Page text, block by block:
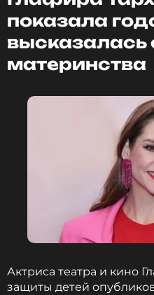
показала
высказалась
материнства
Актриса театра и кино
защиты детей